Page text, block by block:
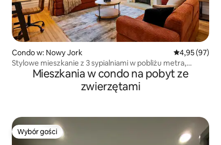
Condo w: Nowy Jork Średnia
4,95 (97)
Stylowe mieszkanie z 3 sypialniami w pobliżu metra,
Yankee Stadium + patio
Mieszkania w condo na pobyt ze
zwierzętami
Wybór gości
Wybór gości